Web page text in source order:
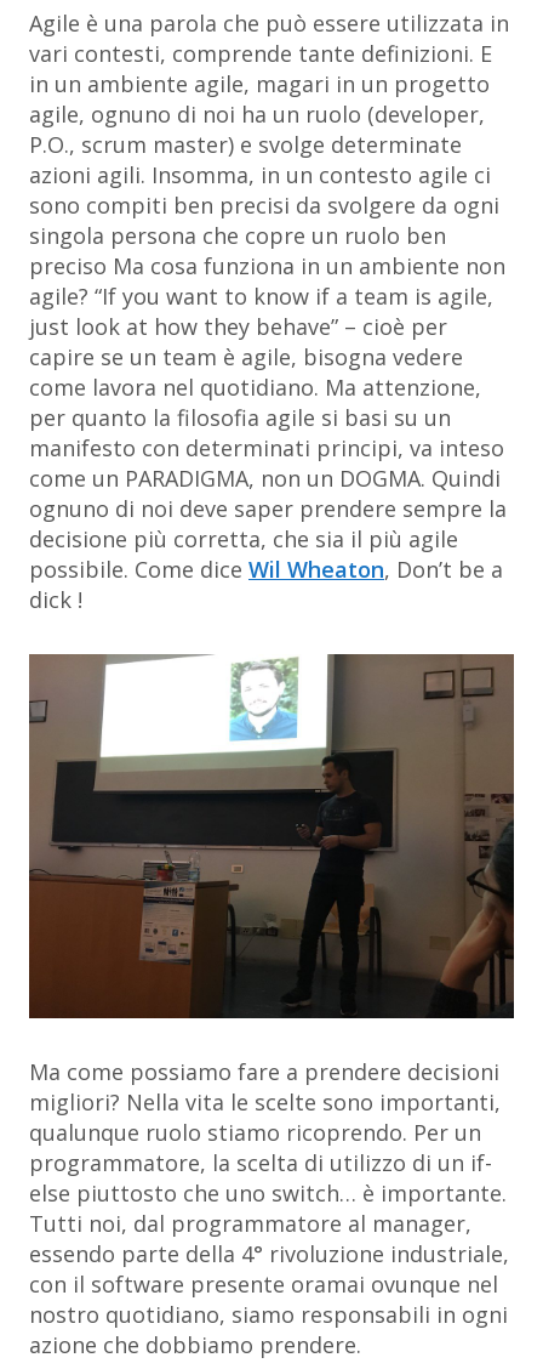
Agile è una parola che può essere utilizzata in
vari contesti, comprende tante definizioni. E
in un ambiente agile, magari in un progetto
agile, ognuno di noi ha un ruolo (developer,
P.O., scrum master) e svolge determinate
azioni agili. Insomma, in un contesto agile ci
sono compiti ben precisi da svolgere da ogni
singola persona che copre un ruolo ben
preciso Ma cosa funziona in un ambiente non
agile? “If you want to know if a team is agile,
just look at how they behave” – cioè per
capire se un team è agile, bisogna vedere
come lavora nel quotidiano. Ma attenzione,
per quanto la filosofia agile si basi su un
manifesto con determinati principi, va inteso
come un PARADIGMA, non un DOGMA. Quindi
ognuno di noi deve saper prendere sempre la
decisione più corretta, che sia il più agile
possibile. Come dice Wil Wheaton, Don’t be a
dick !
Ma come possiamo fare a prendere decisioni
migliori? Nella vita le scelte sono importanti,
qualunque ruolo stiamo ricoprendo. Per un
programmatore, la scelta di utilizzo di un if-
else piuttosto che uno switch… è importante.
Tutti noi, dal programmatore al manager,
essendo parte della 4° rivoluzione industriale,
con il software presente oramai ovunque nel
nostro quotidiano, siamo responsabili in ogni
azione che dobbiamo prendere.